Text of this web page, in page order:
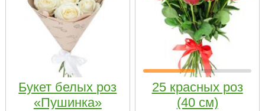
Букет белых роз
«Пушинка»
25 красных роз
(40 см)